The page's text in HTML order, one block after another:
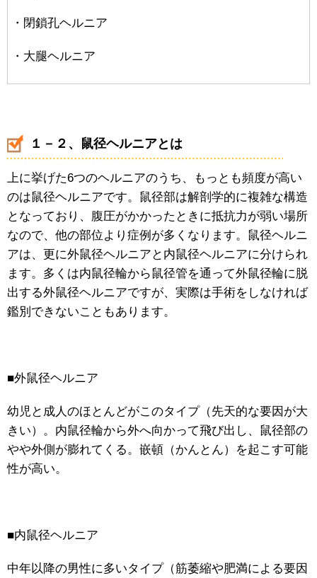
・閉鎖孔ヘルニア
・大腿ヘルニア
１－２、鼠径ヘルニアとは
上に挙げた6つのヘルニアのうち、もっとも頻度が高い
のは鼠径ヘルニアです。鼠径部は解剖学的に複雑な構造
となっており、腹圧がかかったときに抵抗力が弱い場所
なので、他の部位より症例が多くなります。鼠径ヘルニ
アは、更に外鼠径ヘルニアと内鼠径ヘルニアに分けられ
ます。多くは内鼠径輪から鼠径管を通って外鼠径輪に脱
出する外鼠径ヘルニアですが、実際は手術をしなければ
鑑別できないこともあります。
■外鼠径ヘルニア
幼児と成人のほとんどがこのタイプ（先天的な要因が大
きい）。内鼠径輪から外へ向かって飛び出し、鼠径部の
やや外側が膨れてくる。嵌頓（かんとん）を起こす可能
性が高い。
■内鼠径ヘルニア
中年以降の男性に多いタイプ（筋萎縮や肥満による要因